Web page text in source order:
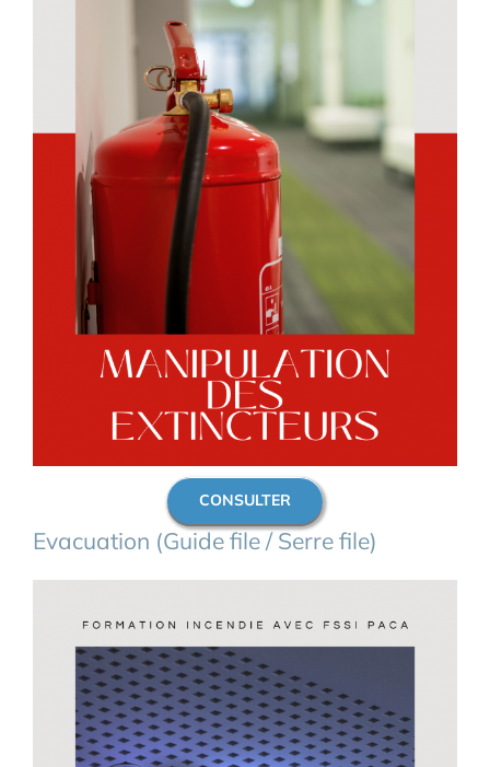
CONSULTER
Evacuation (Guide file / Serre file)